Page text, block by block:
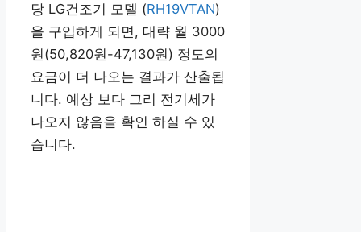
당 LG건조기 모델 (RH19VTAN)
을 구입하게 되면, 대략 월 3000
원(50,820원-47,130원) 정도의
요금이 더 나오는 결과가 산출됩
니다. 예상 보다 그리 전기세가
나오지 않음을 확인 하실 수 있
습니다.